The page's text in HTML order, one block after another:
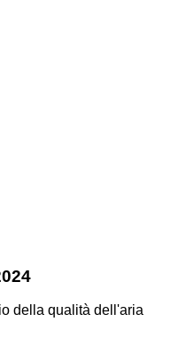
della qualità dell'aria